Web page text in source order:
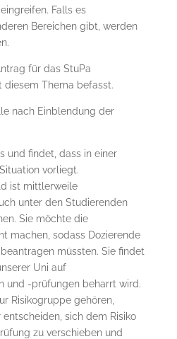
Falls es
Bereichen gibt, werden
für das StuPa
diesem Thema befasst.
nach Einblendung der
und findet, dass in einer
vorliegt.
ist mittlerweile
unter den Studierenden
Sie möchte die
machen, sodass Dozierende
müssten. Sie findet
Uni auf
und -prüfungen beharrt wird.
Risikogruppe gehören,
sich dem Risiko
zu verschieben und